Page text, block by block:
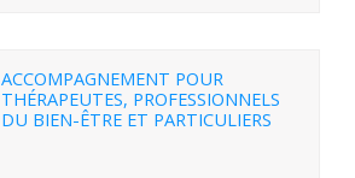
ACCOMPAGNEMENT POUR
THÉRAPEUTES, PROFESSIONNELS
DU BIEN-ÊTRE ET PARTICULIERS